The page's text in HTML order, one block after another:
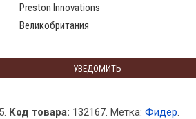
Preston Innovations
Великобритания
УВЕДОМИТЬ
Код товара: 132167. Метка: Фидер.